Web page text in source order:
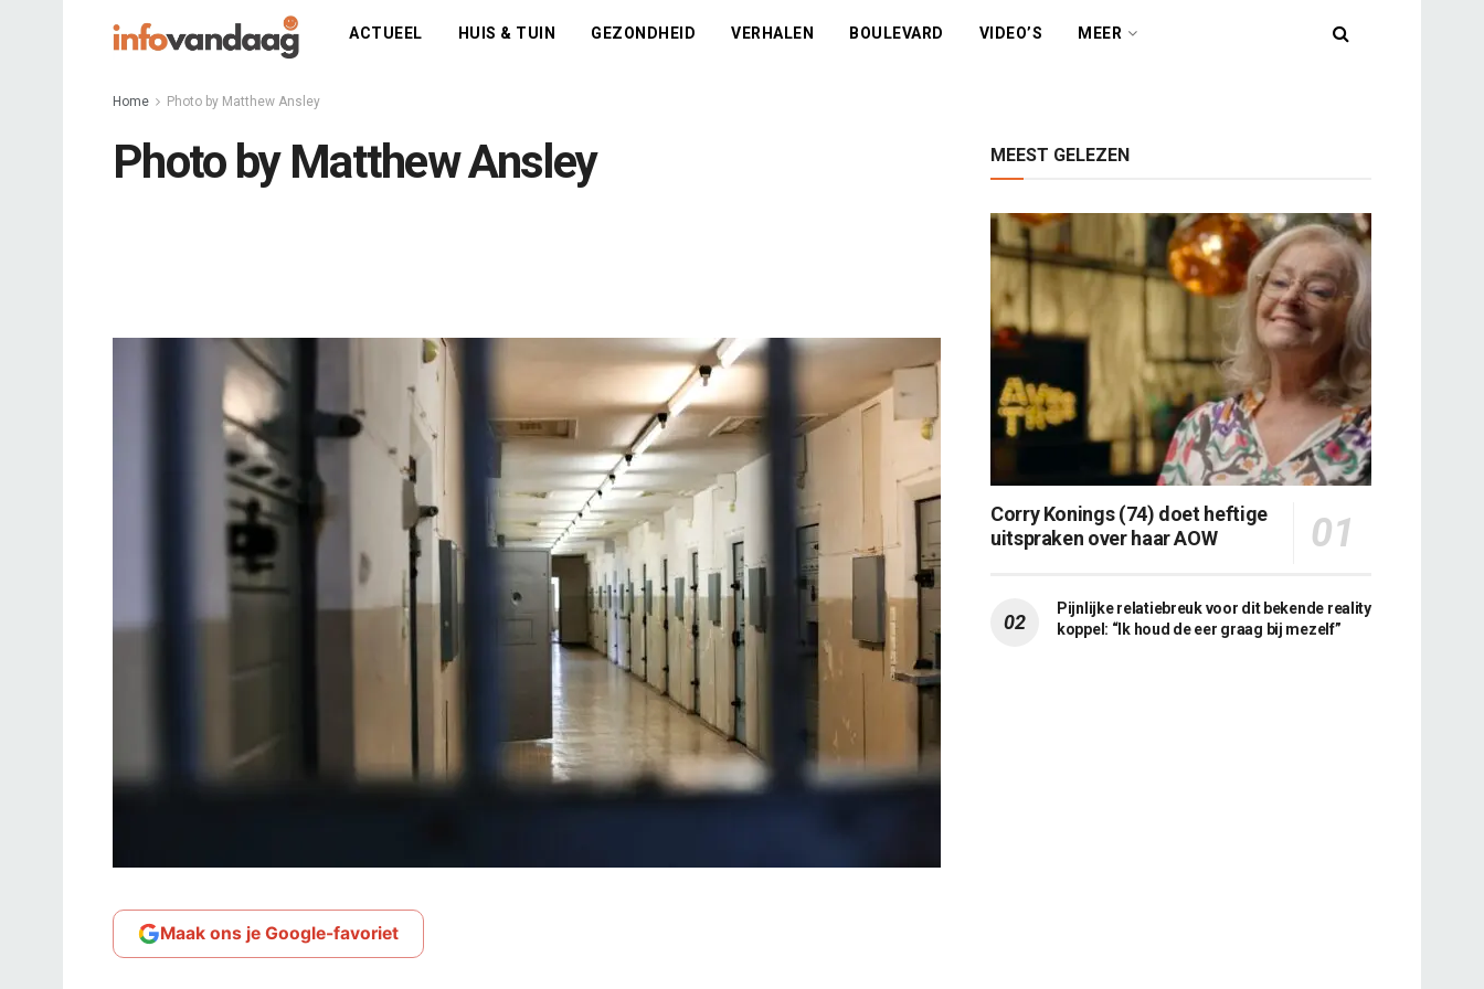
ACTUEEL HUIS & TUIN GEZONDHEID VERHALEN BOULEVARD VIDEO’S MEER
Home Photo by Matthew Ansley
Photo by Matthew Ansley
Maak ons je Google-favoriet
MEEST GELEZEN
Corry Konings (74) doet heftige
uitspraken over haar AOW
Pijnlijke relatiebreuk voor dit bekende reality
koppel: “Ik houd de eer graag bij mezelf”